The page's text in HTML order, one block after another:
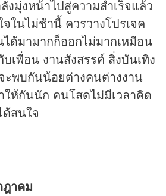
งมุ่งหน้าไปสู่ความสำเร็จแล้ว
ในไม่ช้านี้ ควรวางโปรเจค
ได้มามากก็ออกไม่มากเหมือน
เพื่อน งานสังสรรค์ สิ่งบันเทิง
ะพบกันน้อยต่างคนต่างงาน
ให้กันนัก คนโสดไม่มีเวลาคิด
ด้สนใจ
าคม